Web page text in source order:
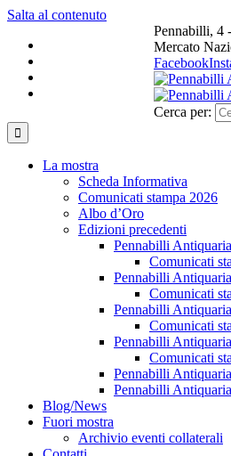
Salta al contenuto
Pennabilli, 4
Mercato
Facebook
Cerca per:
La mostra
Scheda Informativa
Comunicati stampa 2026
Albo d’Oro
Edizioni precedenti
Pennabilli
Comunicati
Pennabilli
Comunicati
Pennabilli
Comunicati
Pennabilli
Comunicati
Pennabilli
Pennabilli
Blog/News
Fuori mostra
Archivio eventi collaterali